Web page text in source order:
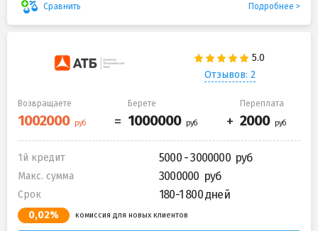
Сравнить Подробнее
Отзывов: 2
Возвращаете Берете Переплата
1й кредит 5000 - 3000000
Макс. сумма 3000000
Срок 180-1 800 дней
0,02% комиссия для новых клиентов